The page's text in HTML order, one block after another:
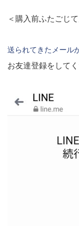
＜購入前ふたごじ
送られてきたメール
お友達登録をしてく